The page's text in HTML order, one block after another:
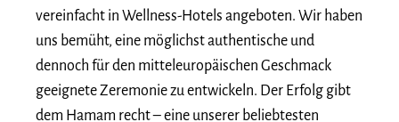
vereinfacht in Wellness-Hotels angeboten. Wir haben
uns bemüht, eine möglichst authentische und
dennoch für den mitteleuropäischen Geschmack
geeignete Zeremonie zu entwickeln. Der Erfolg gibt
dem Hamam recht – eine unserer beliebtesten